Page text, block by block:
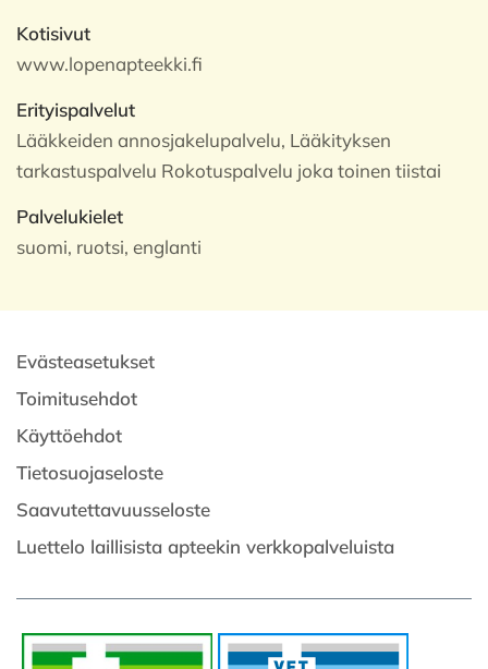
Kotisivut
www.lopenapteekki.fi
Erityispalvelut
Lääkkeiden annosjakelupalvelu, Lääkityksen
tarkastuspalvelu Rokotuspalvelu joka toinen tiistai
Palvelukielet
suomi, ruotsi, englanti
Evästeasetukset
Toimitusehdot
Käyttöehdot
Tietosuojaseloste
Saavutettavuusseloste
Luettelo laillisista apteekin verkkopalveluista